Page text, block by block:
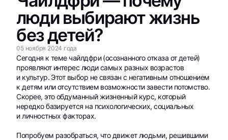
люди выбирают жизнь
без детей?
05 ноября 2024 года
Сегодня к теме чайлдфри (осознанного отказа от детей)
проявляют интерес люди самых разных возрастов
и культур. Этот выбор не связан с негативным отношением
к детям или отсутствием возможности завести потомство.
Скорее, это обдуманный жизненный курс, который
нередко базируется на психологических, социальных
и личностных факторах.
Попробуем разобраться, что движет людьми, решившими